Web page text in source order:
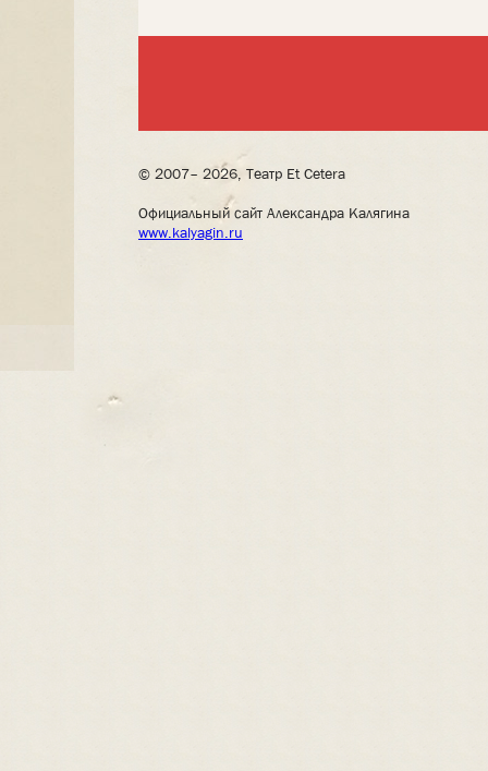
© 2007– 2026, Театр Et Cetera
Официальный сайт Александра Калягина
www.kalyagin.ru